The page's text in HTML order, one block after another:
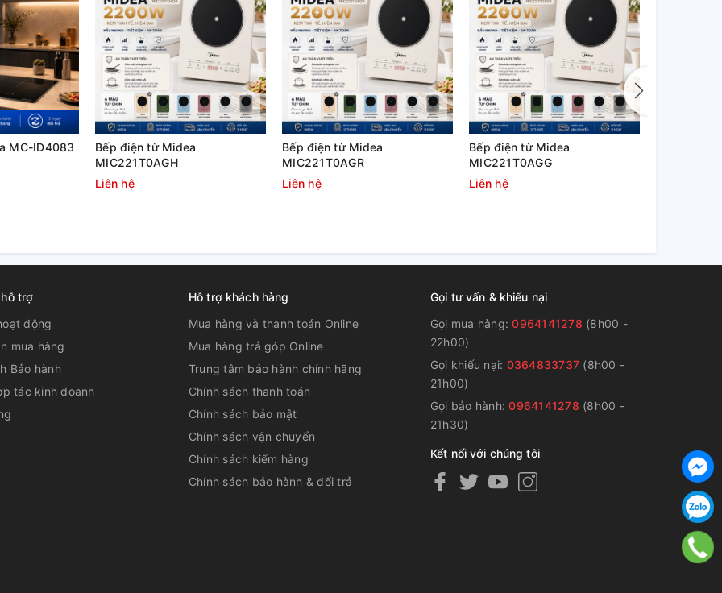
tự động nhận diện nồi nấu thích hợp để
hạn chế sứt mẻ, nứt vỡ do va đập. Ngoài
giảm chấn và chống thấm nước xuống
một cách kịp thời, sạch sẽ.
MC-ID4083
Bếp điện từ Midea
MIC221T0AGH
Liên hệ
Bếp điện từ Midea
MIC221T0AGR
Liên hệ
Bếp điện từ Midea
MIC221T0AGG
Liên hệ
trợ
động
mua hàng
Bảo hành
tác kinh doanh
Hỗ trợ khách hàng
Mua hàng và thanh toán Online
Mua hàng trả góp Online
Trung tâm bảo hành chính hãng
Chính sách thanh toán
Chính sách bảo mật
Chính sách vận chuyển
Chính sách kiểm hàng
Chính sách bảo hành & đổi trả
Gọi tư vấn & khiếu nại
Gọi mua hàng:0964141278 (8h00 -
22h00)
Gọi khiếu nại: 0364833737 (8h00 -
21h00)
Gọi bảo hành:0964141278 (8h00 -
21h30)
Kết nối với chúng tôi